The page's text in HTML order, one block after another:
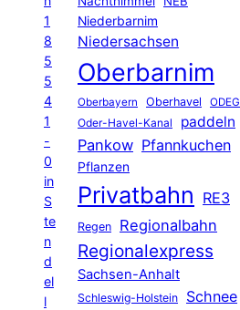
1
8
5
5
4
1
-
0
in
S
te
n
d
el
l
Niederbarnim
Niedersachsen
Oberbarnim
Oberbayern Oberhavel ODEG
Oder-Havel-Kanal paddeln
Pankow Pfannkuchen
Pflanzen
Privatbahn RE3
Regen Regionalbahn
Regionalexpress
Sachsen-Anhalt
Schleswig-Holstein Schnee